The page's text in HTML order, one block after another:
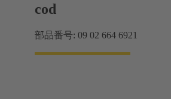
cod
部品番号: 09 02 664 6921